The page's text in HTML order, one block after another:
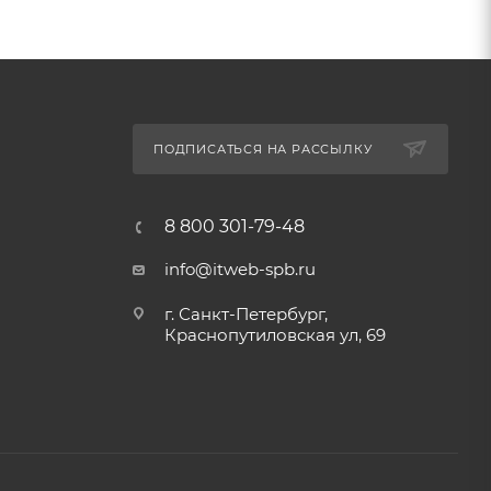
ПОДПИСАТЬСЯ НА РАССЫЛКУ
8 800 301-79-48
info@itweb-spb.ru
г. Санкт-Петербург,
Краснопутиловская ул, 69